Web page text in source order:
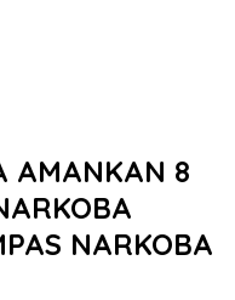
AMANKAN 8
NARKOBA